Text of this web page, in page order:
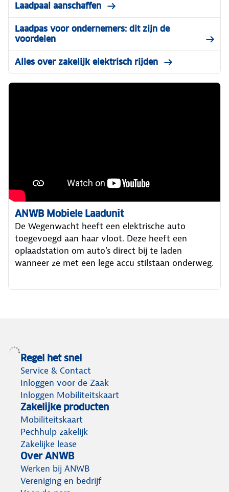
Laadpaal aanschaffen
Laadpas voor ondernemers: dit zijn de
voordelen
Alles over zakelijk elektrisch rijden
ANWB Mobiele Laadunit
De Wegenwacht heeft een elektrische auto
toegevoegd aan haar vloot. Deze heeft een
oplaadstation om auto's direct bij te laden
wanneer ze met een lege accu stilstaan onderweg.
Regel het snel
Service & Contact
Inloggen voor de Zaak
Inloggen Mobiliteitskaart
Zakelijke producten
Mobiliteitskaart
Pechhulp zakelijk
Zakelijke lease
Over ANWB
Werken bij ANWB
Vereniging en bedrijf